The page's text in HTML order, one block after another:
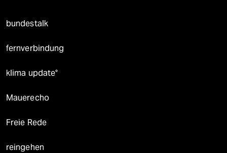
bundestalk
fernverbindung
klima update°
Mauerecho
Freie Rede
reingehen